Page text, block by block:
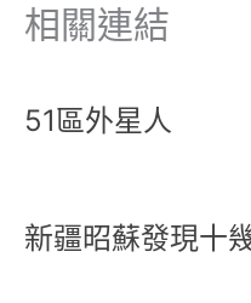
相關連結
51區外星人
新疆昭蘇發現十